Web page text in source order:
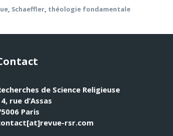
, Schaeffler, théologie fondamentale
de Science Religieuse
rue d’Assas
Paris
rsr.com